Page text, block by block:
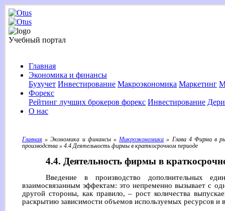
Учебный портал
Главная
Экономика и финансы
Бухучет Инвестирование Макроэкономика Маркетинг
Форекс
Рейтинг лучших брокеров форекс Инвестирование
О нас
Главная » Экономика и финансы »Микроэкономика » Глава 4 Фирма в
производства » 4.4 Деятельность фирмы в краткосрочном периоде
4.4. Деятельность фирмы в
Введение в производство дополнительных
взаимосвязанным эффектам: это непременно вызывает с
другой стороны, как правило, – рост количества
раскрытию зависимости объемов используемых ресурсов и